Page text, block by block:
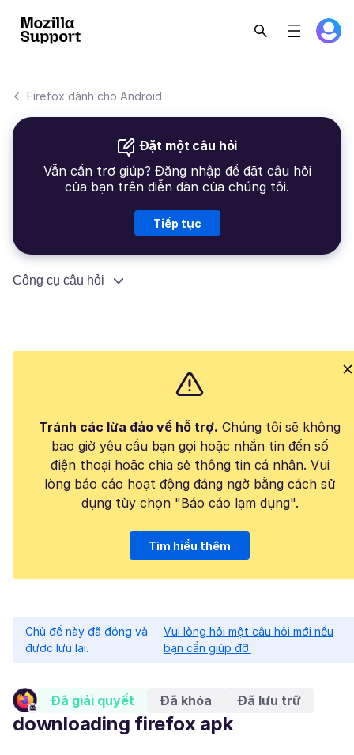
Firefox dành cho Android
Đặt một câu hỏi
Vẫn cần trợ giúp? Đăng nhập để đặt câu hỏi
của bạn trên diễn đàn của chúng tôi.
Tiếp tục
Công cụ câu hỏi
Tránh các lừa đảo về hỗ trợ. Chúng tôi sẽ không
bao giờ yêu cầu bạn gọi hoặc nhắn tin đến số
điện thoại hoặc chia sẻ thông tin cá nhân. Vui
lòng báo cáo hoạt động đáng ngờ bằng cách sử
dụng tùy chọn "Báo cáo lạm dụng".
Tìm hiểu thêm
Chủ đề này đã đóng và
được lưu lại.
Vui lòng hỏi một câu hỏi mới nếu
bạn cần giúp đỡ.
Đã giải quyết Đã khóa Đã lưu trữ
downloading firefox apk